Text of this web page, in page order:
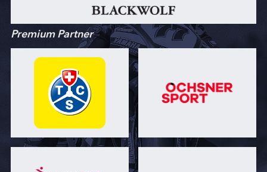
Premium Partner